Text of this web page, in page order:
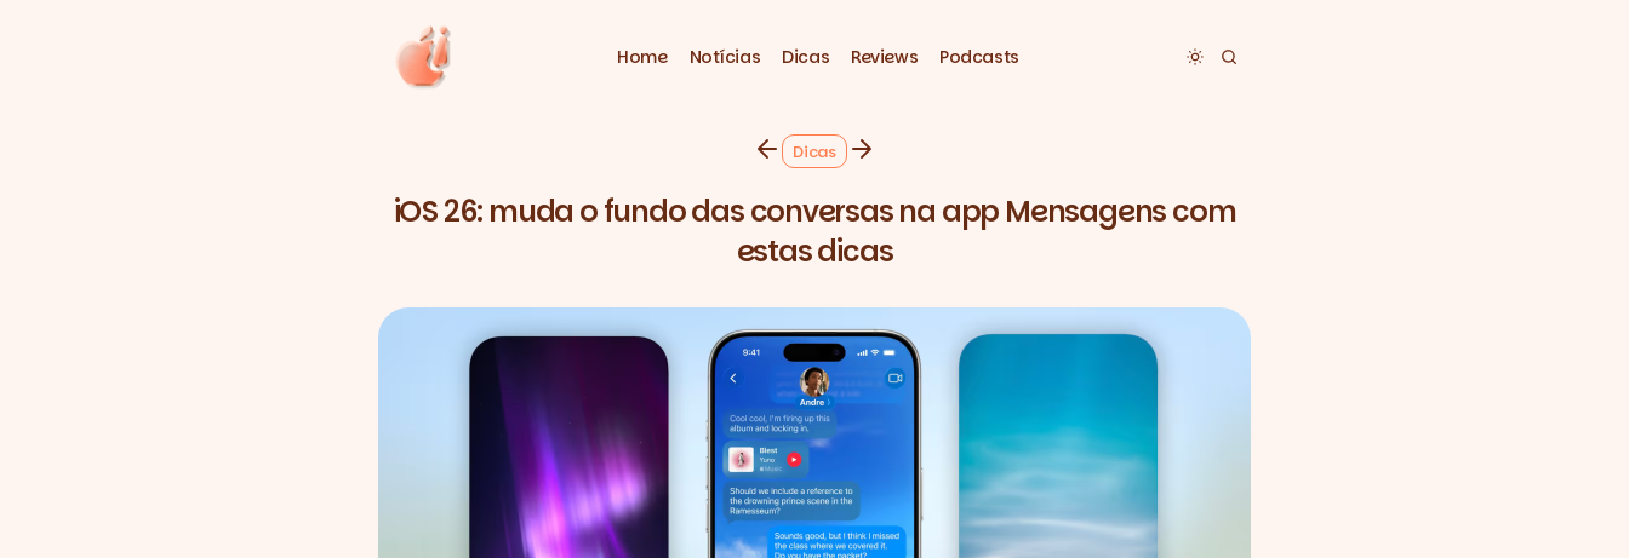
Home Notícias Dicas Reviews Podcasts Toggle dark mode
Dicas
iOS 26: muda o fundo das conversas na app Mensagens com
estas dicas